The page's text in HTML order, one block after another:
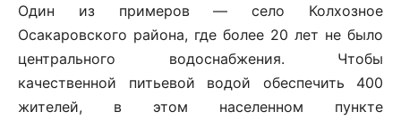
Один из примеров — село Колхозное
Осакаровского района, где более 20 лет не было
центрального водоснабжения. Чтобы
качественной питьевой водой обеспечить 400
жителей, в этом населенном пункте